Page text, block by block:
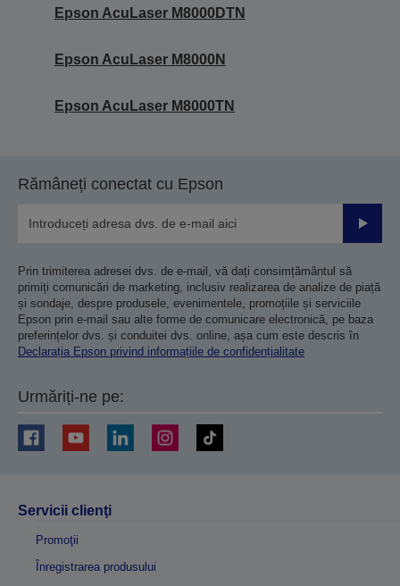
Epson AcuLaser M8000DTN
Epson AcuLaser M8000N
Epson AcuLaser M8000TN
Rămâneți conectat cu Epson
Prin trimiterea adresei dvs. de e-mail, vă dați consimțământul să
primiți comunicări de marketing, inclusiv realizarea de analize de piață
și sondaje, despre produsele, evenimentele, promoțiile și serviciile
Epson prin e-mail sau alte forme de comunicare electronică, pe baza
preferințelor dvs. și conduitei dvs. online, așa cum este descris în
Declarația Epson privind informațiile de confidențialitate
Urmăriți-ne pe:
Servicii clienţi
Promoţii
Înregistrarea produsului